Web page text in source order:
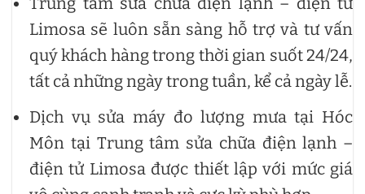
Limosa sẽ luôn sẵn sàng hỗ trợ và tư vấn
quý khách hàng trong thời gian suốt 24/24,
tất cả những ngày trong tuần, kể cả ngày lễ.
Dịch vụ sửa máy đo lượng mưa tại Hóc
Môn tại Trung tâm sửa chữa điện lạnh –
điện tử Limosa được thiết lập với mức giá